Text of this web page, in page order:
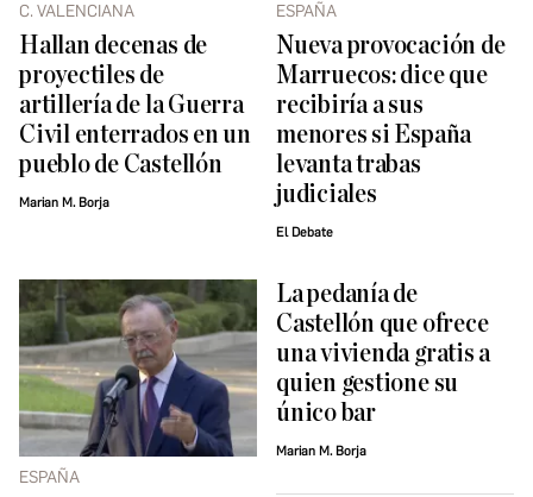
C. VALENCIANA
Hallan decenas de
proyectiles de
artillería de la Guerra
Civil enterrados en un
pueblo de Castellón
Marian M. Borja
ESPAÑA
Nueva provocación de
Marruecos: dice que
recibiría a sus
menores si España
levanta trabas
judiciales
El Debate
ESPAÑA
La pedanía de
Castellón que ofrece
una vivienda gratis a
quien gestione su
único bar
Marian M. Borja